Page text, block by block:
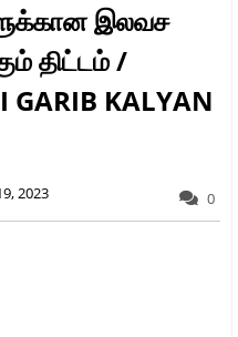
இலவச
திட்டம் /
GARIB KALYAN
2023 0